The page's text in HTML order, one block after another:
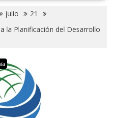
julio
21
la Planificación del Desarrollo